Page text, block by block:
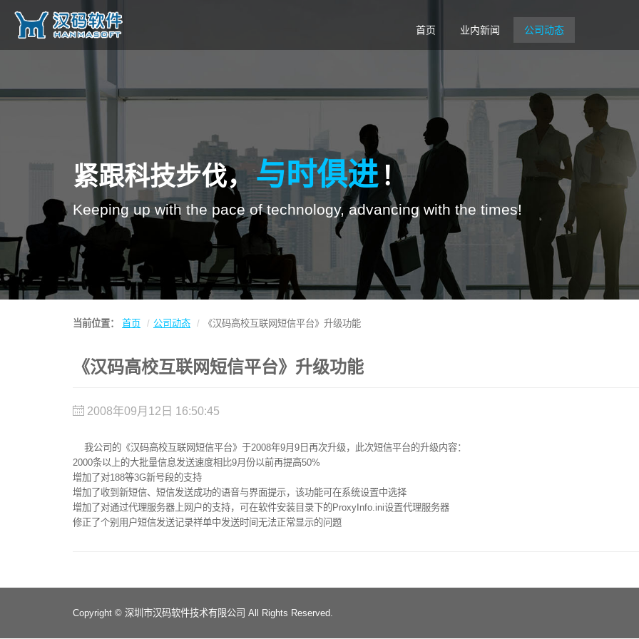
首页 业内新闻 公司动态
紧跟科技步伐，与时俱进 ！
Keeping up with the pace of technology, advancing with the times!
当前位置： 首页 公司动态 《汉码高校互联网短信平台》升级功能
《汉码高校互联网短信平台》升级功能
2008年09月12日 16:50:45
我公司的《汉码高校互联网短信平台》于2008年9月9日再次升级，此次短信平台的升级内容：
2000条以上的大批量信息发送速度相比9月份以前再提高50%
增加了对188等3G新号段的支持
增加了收到新短信、短信发送成功的语音与界面提示，该功能可在系统设置中选择
增加了对通过代理服务器上网户的支持，可在软件安装目录下的ProxyInfo.ini设置代理服务器
修正了个别用户短信发送记录祥单中发送时间无法正常显示的问题
Copyright © 深圳市汉码软件技术有限公司 All Rights Reserved.